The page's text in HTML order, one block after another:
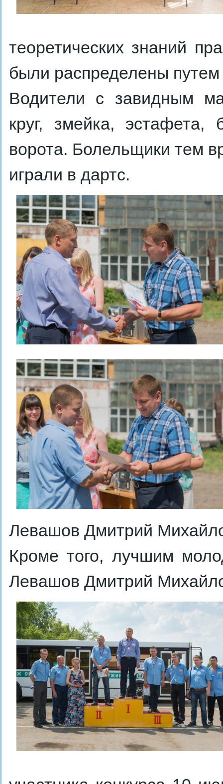
теоретических знаний
были распределены
Водители с завидным
круг, змейка,
ворота. Болельщики тем
играли в дартс.
Левашов Дмитрий
Кроме того, лучшим
Левашов Дмитрий